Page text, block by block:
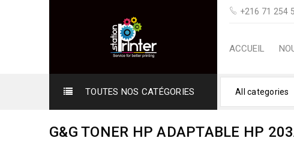
+216 71 254
ACCUEIL
TOUTES NOS CATÉGORIES All categories
G&G TONER HP ADAPTABLE HP